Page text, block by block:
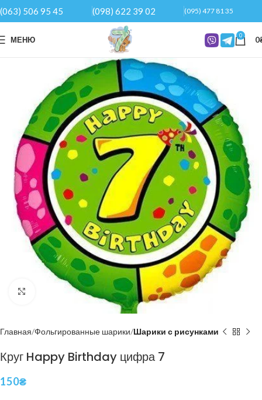
(063) 506 95 45 (098) 622 39 02 (095) 477 81 35
МЕНЮ 0 0
Нажмите, чтобы увеличить
Главная Фольгированные шарики Шарики с рисунками
Круг Happy Birthday цифра 7
150₴